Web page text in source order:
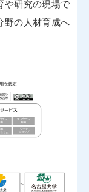
や研究の現場で
野の人材育成へ